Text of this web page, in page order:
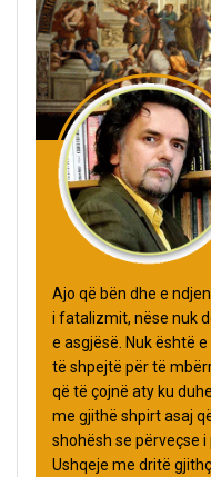
Ajo që bën dhe e
i fatalizmit, nëse nuk
e asgjësë. Nuk është
të shpejtë për të
që të çojnë aty ku
me gjithë shpirt asaj
shohësh se përveçse
Ushqeje me dritë